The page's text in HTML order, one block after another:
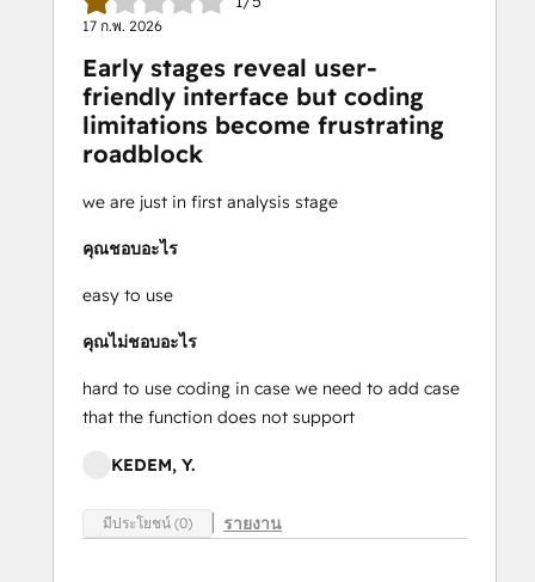
17 ก.พ. 2026
Early stages reveal user-
friendly interface but coding
limitations become frustrating
roadblock
we are just in first analysis stage
คุณชอบอะไร
easy to use
คุณไม่ชอบอะไร
hard to use coding in case we need to add case
that the function does not support
KEDEM, Y.
มีประโยชน์ (0) รายงาน